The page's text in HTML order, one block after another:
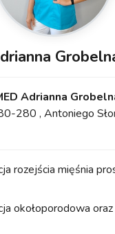
Adrianna
280 , Antoniego
rozejścia mięśnia
okołoporodowa oraz